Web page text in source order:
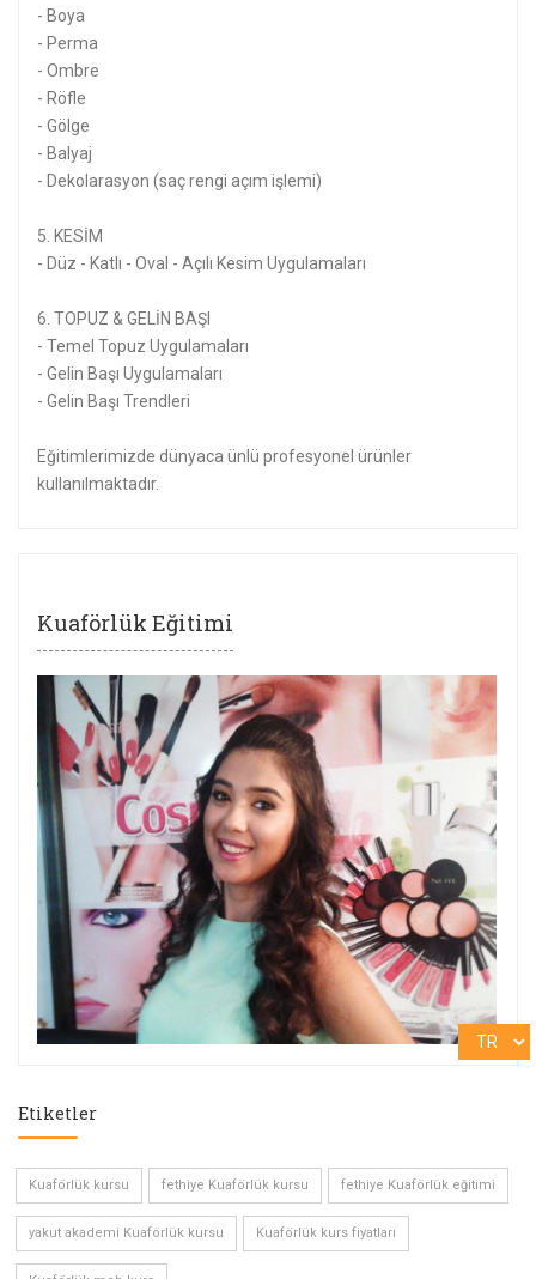
- Boya
- Perma
- Ombre
- Röfle
- Gölge
- Balyaj
- Dekolarasyon (saç rengi açım işlemi)
5. KESİM
- Düz - Katlı - Oval - Açılı Kesim Uygulamaları
6. TOPUZ & GELİN BAŞI
- Temel Topuz Uygulamaları
- Gelin Başı Uygulamaları
- Gelin Başı Trendleri
Eğitimlerimizde dünyaca ünlü profesyonel ürünler
kullanılmaktadır.
Kuaförlük Eğitimi
Etiketler
Kuaförlük kursu fethiye Kuaförlük kursu fethiye Kuaförlük eğitimi
yakut akademi Kuaförlük kursu Kuaförlük kurs fiyatları